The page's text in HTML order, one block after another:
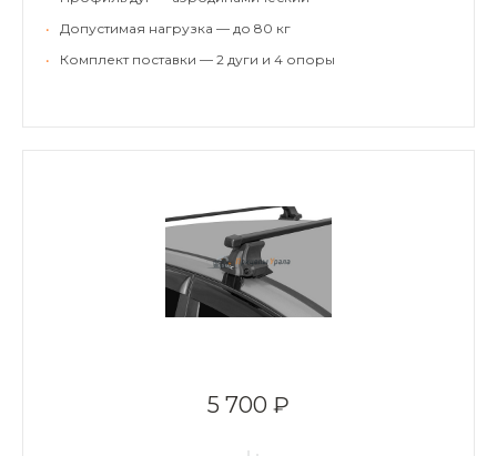
•
Допустимая нагрузка — до 80 кг
•
Комплект поставки — 2 дуги и 4 опоры
5 700 ₽